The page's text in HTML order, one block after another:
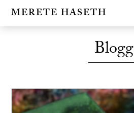
MERETE HASETH
Blogg